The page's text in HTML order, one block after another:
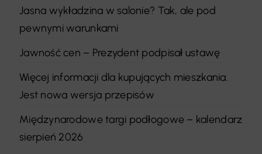
Jasna wykładzina w salonie? Tak, ale pod
pewnymi warunkami
Jawność cen – Prezydent podpisał ustawę
Więcej informacji dla kupujących mieszkania.
Jest nowa wersja przepisów
Międzynarodowe targi podłogowe – kalendarz
sierpień 2026